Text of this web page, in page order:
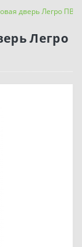
дверь Легро ПВХ
Легро